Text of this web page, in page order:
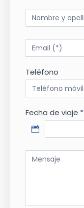
Tour
Form
Teléfono
Fecha de viaje *